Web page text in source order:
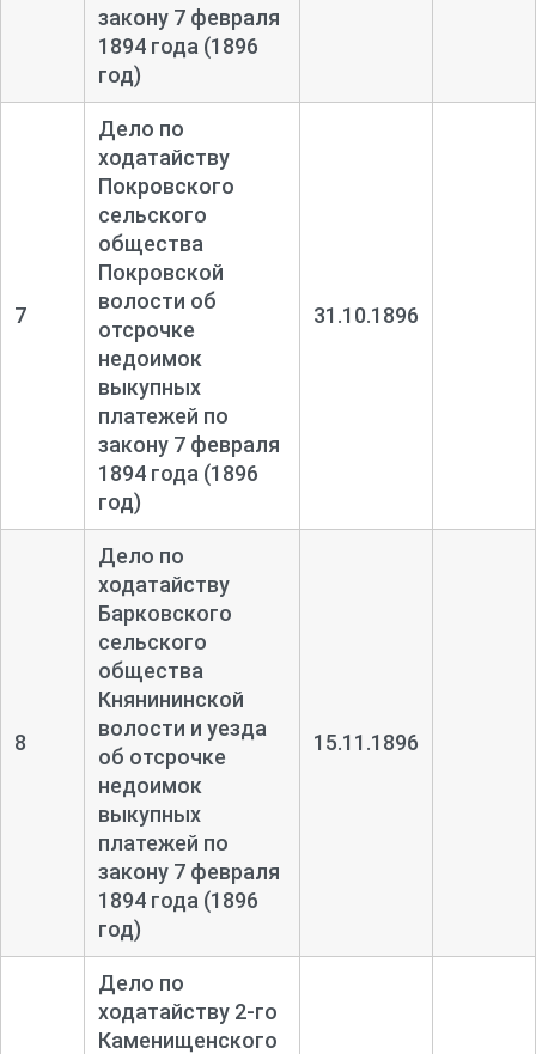
закону 7 февраля
1894 года (1896
год)
7
Дело по
ходатайству
Покровского
сельского
общества
Покровской
волости об
отсрочке
недоимок
выкупных
платежей по
закону 7 февраля
1894 года (1896
год)
31.10.1896
8
Дело по
ходатайству
Барковского
сельского
общества
Княнининской
волости и уезда
об отсрочке
недоимок
выкупных
платежей по
закону 7 февраля
1894 года (1896
год)
15.11.1896
Дело по
ходатайству 2-го
Каменищенского